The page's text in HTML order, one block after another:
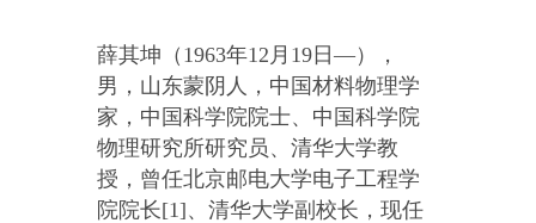
薛其坤（1963年12月19日—），
男，山东蒙阴人，中国材料物理学
家，中国科学院院士、中国科学院
物理研究所研究员、清华大学教
授，曾任北京邮电大学电子工程学
院院长[1]、清华大学副校长，现任